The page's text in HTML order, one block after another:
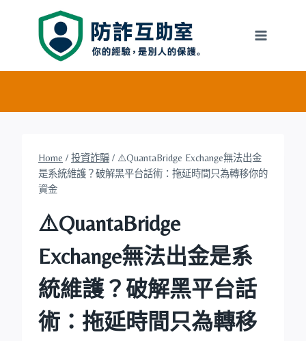
Home / 投資詐騙 / ⚠️QuantaBridge Exchange無法出金
是系統維護？破解黑平台話術：拖延時間只為轉移你的
資金
⚠️QuantaBridge
Exchange無法出金是系
統維護？破解黑平台話
術：拖延時間只為轉移